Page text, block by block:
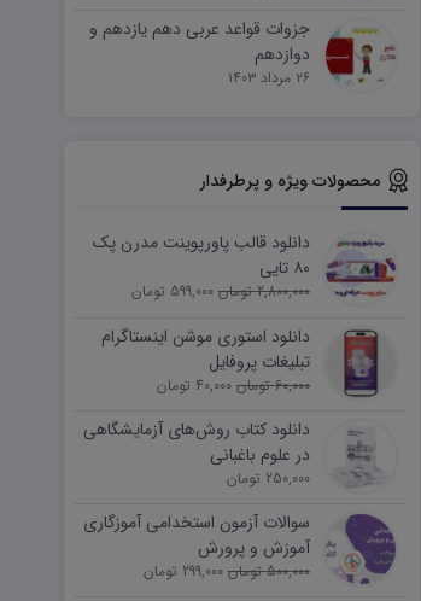
دانلود نمونه سوالات امتحانی دین
نوبت اول ۱۴۰۳ word
40,000 تومان
تجربی word (نوبت اول) ۱۴۰۲ 40,000 تومان
جزوات قواعد عربی دهم یازدهم و
دوازدهم
۲۶ مرداد ۱۴۰۳
محصولات ویژه و پرطرفدار
دانلود قالب پاورپوینت مدرن پک
۸۰ تایی
2,800,000 تومان 599,000 تومان
دانلود استوری موشن اینستاگرام
تبلیغات پروفایل
60,000 تومان 40,000 تومان
دانلود کتاب روش‌های آزمایشگاهی
در علوم باغبانی
250,000 تومان
سوالات آزمون استخدامی آموزگاری
آموزش و پرورش
500,000 تومان 299,000 تومان